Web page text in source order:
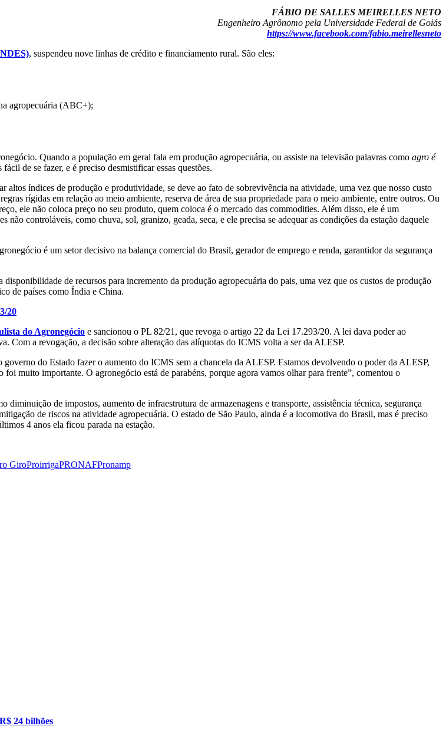
FÁBIO DE SALLES MEIRELLES NETO
Engenheiro Agrônomo pela Universidade Federal de Goiás
https://www.facebook.com/fabio.meirellesneto
, suspendeu nove linhas de crédito e financiamento rural. São eles:
agropecuária (ABC+);
Quando a população em geral fala em produção agropecuária, ou assiste na televisão palavras como agro é
de se fazer, e é preciso desmistificar essas questões.
índices de produção e produtividade, se deve ao fato de sobrevivência na atividade, uma vez que nosso custo
rígidas em relação ao meio ambiente, reserva de área de sua propriedade para o meio ambiente, entre outros. Ou
ele não coloca preço no seu produto, quem coloca é o mercado das commodities. Além disso, ele é um
controláveis, como chuva, sol, granizo, geada, seca, e ele precisa se adequar as condições da estação daquele
é um setor decisivo na balança comercial do Brasil, gerador de emprego e renda, garantidor da segurança
de recursos para incremento da produção agropecuária do pais, uma vez que os custos de produção
de países como Índia e China.
20
do Agronegócio e sancionou o PL 82/21, que revoga o artigo 22 da Lei 17.293/20. A lei dava poder ao
Com a revogação, a decisão sobre alteração das alíquotas do ICMS volta a ser da ALESP.
do Estado fazer o aumento do ICMS sem a chancela da ALESP. Estamos devolvendo o poder da ALESP,
muito importante. O agronegócio está de parabéns, porque agora vamos olhar para frente”, comentou o
de impostos, aumento de infraestrutura de armazenagens e transporte, assistência técnica, segurança
de riscos na atividade agropecuária. O estado de São Paulo, ainda é a locomotiva do Brasil, mas é preciso
4 anos ela ficou parada na estação.
GiroProirrigaPRONAFPronamp
24 bilhões